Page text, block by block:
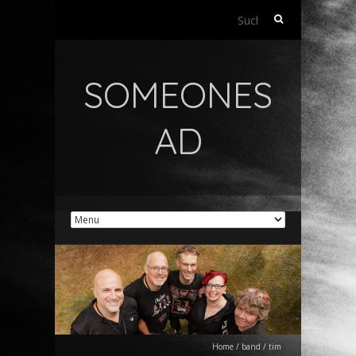
Suchen
SOMEONES
AD
Home / band / tim